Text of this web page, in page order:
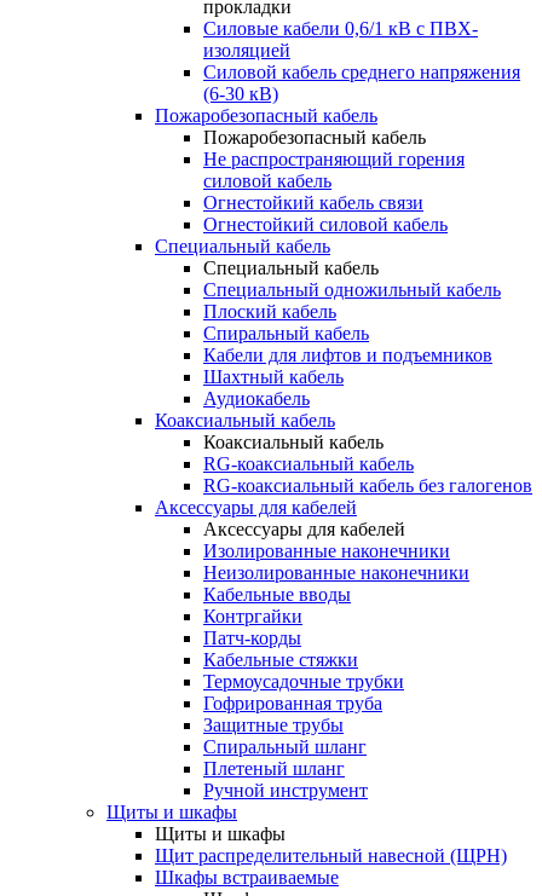
прокладки
Силовые кабели 0,6/1 кВ с ПВХ-
изоляцией
Силовой кабель среднего напряжения
(6-30 кВ)
Пожаробезопасный кабель
Пожаробезопасный кабель
Не распространяющий горения
силовой кабель
Огнестойкий кабель связи
Огнестойкий силовой кабель
Специальный кабель
Специальный кабель
Специальный одножильный кабель
Плоский кабель
Спиральный кабель
Кабели для лифтов и подъемников
Шахтный кабель
Аудиокабель
Коаксиальный кабель
Коаксиальный кабель
RG-коаксиальный кабель
RG-коаксиальный кабель без галогенов
Аксессуары для кабелей
Аксессуары для кабелей
Изолированные наконечники
Неизолированные наконечники
Кабельные вводы
Контргайки
Патч-корды
Кабельные стяжки
Термоусадочные трубки
Гофрированная труба
Защитные трубы
Спиральный шланг
Плетеный шланг
Ручной инструмент
Щиты и шкафы
Щиты и шкафы
Щит распределительный навесной (ЩРН)
Шкафы встраиваемые